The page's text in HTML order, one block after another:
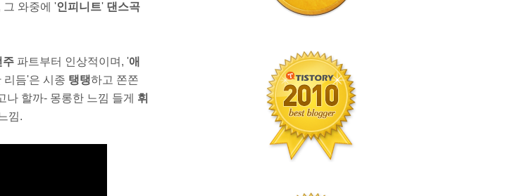
그 와중에 '인피니트' 댄스곡
주 파트부터 인상적이며, '애
리듬'은 시종 탱탱하고 쫀쫀
나 할까- 몽롱한 느낌 들게 휘
낌.